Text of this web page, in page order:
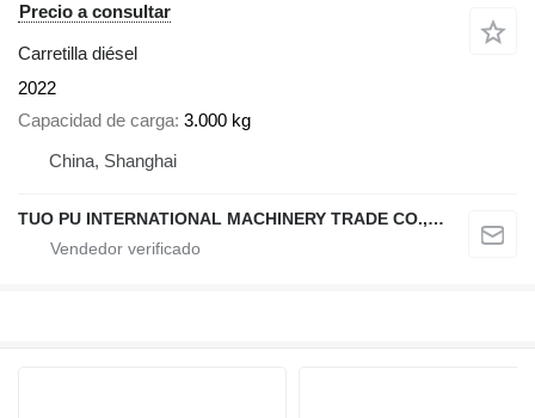
Precio a consultar
Carretilla diésel
2022
Capacidad de carga 3.000 kg
China, Shanghai
TUO PU INTERNATIONAL MACHINERY TRADE CO., LTD